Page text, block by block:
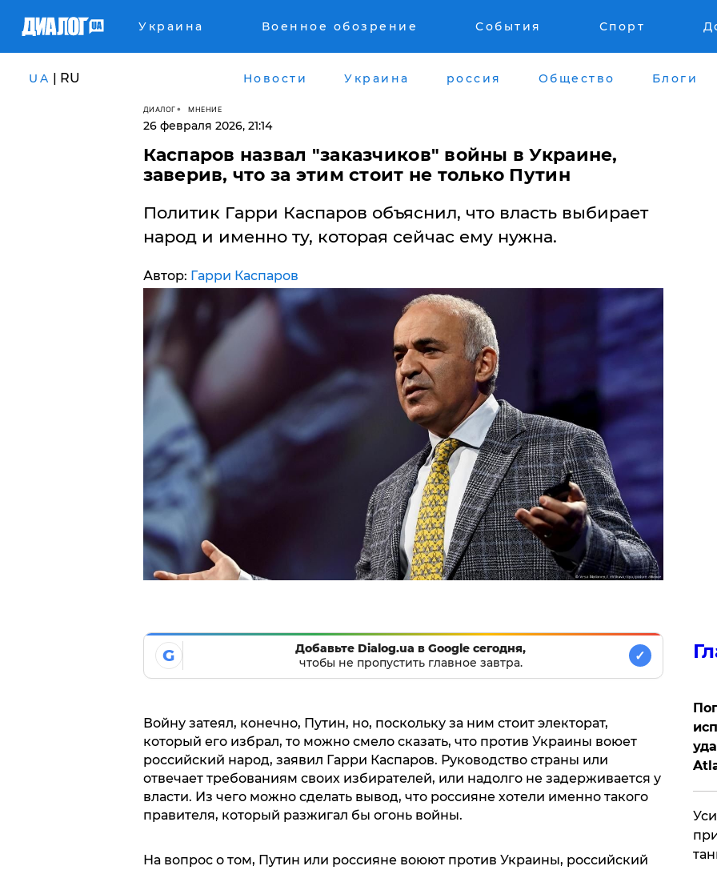
Украина Военное обозрение События Спорт
UA | RU Новости Украина россия Общество Блоги
ДИАЛОГ МНЕНИЕ
26 февраля 2026, 21:14
Каспаров назвал "заказчиков" войны в Украине,
заверив, что за этим стоит не только Путин
Политик Гарри Каспаров объяснил, что власть выбирает
народ и именно ту, которая сейчас ему нужна.
Автор: Гарри Каспаров
G
Добавьте Dialog.ua в Google сегодня,
чтобы не пропустить главное завтра.
✓
Войну затеял, конечно, Путин, но, поскольку за ним стоит электорат,
который его избрал, то можно смело сказать, что против Украины воюет
российский народ, заявил Гарри Каспаров. Руководство страны или
отвечает требованиям своих избирателей, или надолго не задерживается у
власти. Из чего можно сделать вывод, что россияне хотели именно такого
правителя, который разжигал бы огонь войны.
На вопрос о том, Путин или россияне воюют против Украины, российский